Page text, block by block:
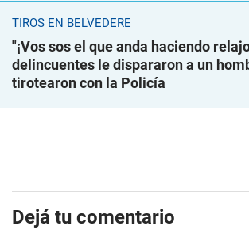
TIROS EN BELVEDERE
"¡Vos sos el que anda haciendo
delincuentes le dispararon a un
tirotearon con la Policía
Dejá tu comentario